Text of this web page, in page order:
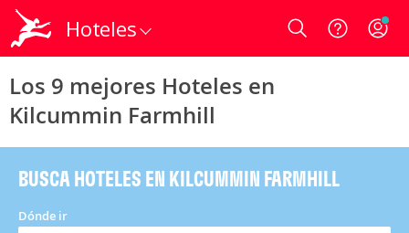
Hoteles Login
Los 9 mejores Hoteles en
Kilcummin Farmhill
BUSCA HOTELES EN KILCUMMIN FARMHILL
Dónde ir